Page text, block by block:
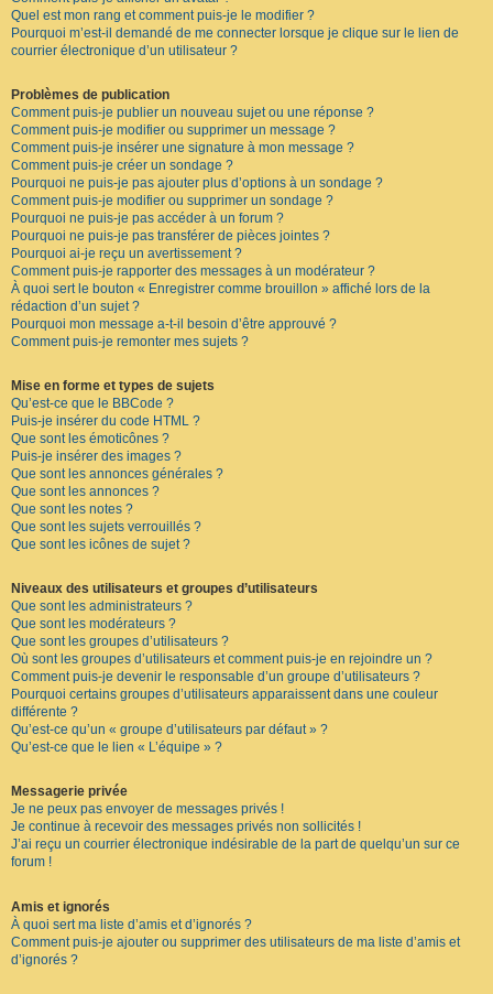
Quel est mon rang et comment puis-je le modifier ?
Pourquoi m’est-il demandé de me connecter lorsque je clique sur le lien de
courrier électronique d’un utilisateur ?
Problèmes de publication
Comment puis-je publier un nouveau sujet ou une réponse ?
Comment puis-je modifier ou supprimer un message ?
Comment puis-je insérer une signature à mon message ?
Comment puis-je créer un sondage ?
Pourquoi ne puis-je pas ajouter plus d’options à un sondage ?
Comment puis-je modifier ou supprimer un sondage ?
Pourquoi ne puis-je pas accéder à un forum ?
Pourquoi ne puis-je pas transférer de pièces jointes ?
Pourquoi ai-je reçu un avertissement ?
Comment puis-je rapporter des messages à un modérateur ?
À quoi sert le bouton « Enregistrer comme brouillon » affiché lors de la
rédaction d’un sujet ?
Pourquoi mon message a-t-il besoin d’être approuvé ?
Comment puis-je remonter mes sujets ?
Mise en forme et types de sujets
Qu’est-ce que le BBCode ?
Puis-je insérer du code HTML ?
Que sont les émoticônes ?
Puis-je insérer des images ?
Que sont les annonces générales ?
Que sont les annonces ?
Que sont les notes ?
Que sont les sujets verrouillés ?
Que sont les icônes de sujet ?
Niveaux des utilisateurs et groupes d’utilisateurs
Que sont les administrateurs ?
Que sont les modérateurs ?
Que sont les groupes d’utilisateurs ?
Où sont les groupes d’utilisateurs et comment puis-je en rejoindre un ?
Comment puis-je devenir le responsable d’un groupe d’utilisateurs ?
Pourquoi certains groupes d’utilisateurs apparaissent dans une couleur
différente ?
Qu’est-ce qu’un « groupe d’utilisateurs par défaut » ?
Qu’est-ce que le lien « L’équipe » ?
Messagerie privée
Je ne peux pas envoyer de messages privés !
Je continue à recevoir des messages privés non sollicités !
J’ai reçu un courrier électronique indésirable de la part de quelqu’un sur ce
forum !
Amis et ignorés
À quoi sert ma liste d’amis et d’ignorés ?
Comment puis-je ajouter ou supprimer des utilisateurs de ma liste d’amis et
d’ignorés ?